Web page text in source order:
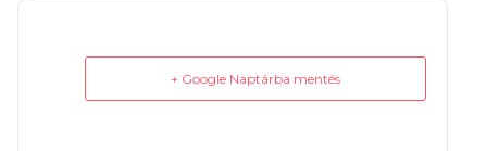
+ Google Naptárba mentés